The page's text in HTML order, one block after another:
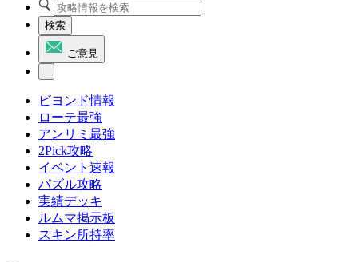
検索
ご意見
ビヨンド情報
ローテ最強
アンリミ最強
2Pick攻略
イベント速報
パズル攻略
実績デッキ
ルムマ掲示板
スキン所持率